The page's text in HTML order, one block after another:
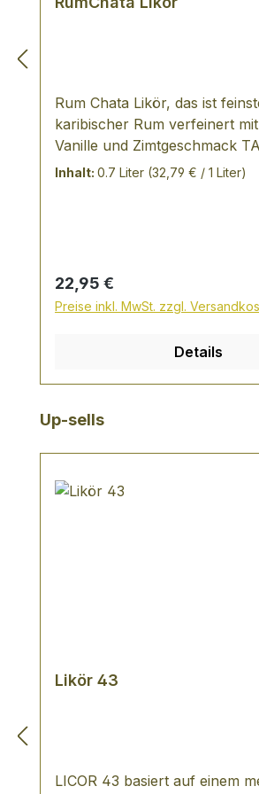
Rum Chata Likör, das ist
karibischer Rum verfeinert
Vanille und Zimtgeschmack
NOTES: entstanden nach spanischem
Zimt mehr dazu unter
Inhalt: 0.7 Liter (32,79 € / 1 Liter)
Regulärer Preis:
22,95 €
Preise inkl. MwSt. zzgl.
Details
Produktgalerie überspringen
Up-sells
Likör 43
LICOR 43 basiert auf einem